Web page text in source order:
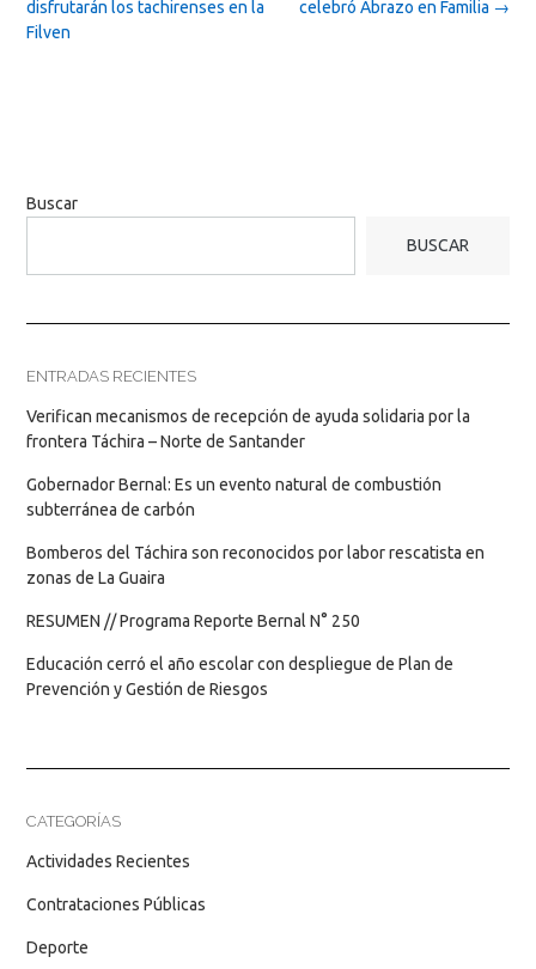
navigation
celebró Abrazo en Familia →
disfrutarán los tachirenses en la
Filven
Buscar
BUSCAR
ENTRADAS RECIENTES
Verifican mecanismos de recepción de ayuda solidaria por la
frontera Táchira – Norte de Santander
Gobernador Bernal: Es un evento natural de combustión
subterránea de carbón
Bomberos del Táchira son reconocidos por labor rescatista en
zonas de La Guaira
RESUMEN // Programa Reporte Bernal N° 250
Educación cerró el año escolar con despliegue de Plan de
Prevención y Gestión de Riesgos
CATEGORÍAS
Actividades Recientes
Contrataciones Públicas
Deporte